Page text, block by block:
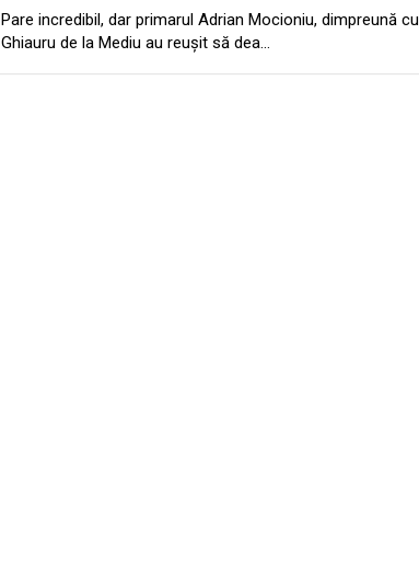
Pare incredibil, dar primarul Adrian Mocioniu, dimpreună cu
Ghiauru de la Mediu au reuşit să dea…